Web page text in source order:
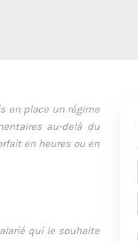
en place un régime
au-delà du
en heures ou en
qui le souhaite